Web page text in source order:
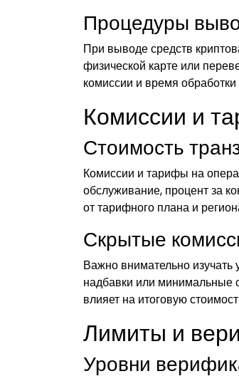
Процедуры
При выводе средств
физической карте или
комиссии и время
Комиссии и
Стоимость
Комиссии и тарифы на
обслуживание, процент за
от тарифного плана и
Скрытые
Важно внимательно
надбавки или минимальные
влияет на итоговую
Лимиты и
Уровни